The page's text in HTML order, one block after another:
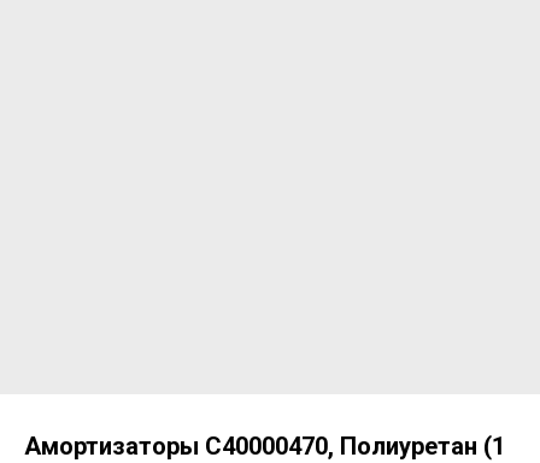
Амортизаторы C40000470, Полиуретан (1